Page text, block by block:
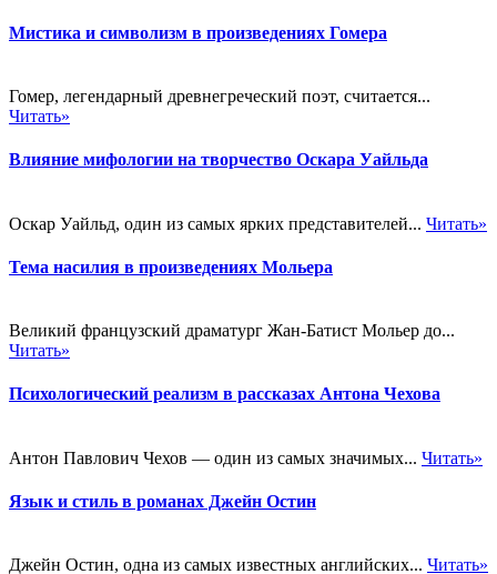
Мистика и символизм в произведениях Гомера
Гомер, легендарный древнегреческий поэт, считается...
Читать»
Влияние мифологии на творчество Оскара Уайльда
Оскар Уайльд, один из самых ярких представителей... Читать»
Тема насилия в произведениях Мольера
Великий французский драматург Жан-Батист Мольер до...
Читать»
Психологический реализм в рассказах Антона Чехова
Антон Павлович Чехов — один из самых значимых... Читать»
Язык и стиль в романах Джейн Остин
Джейн Остин, одна из самых известных английских... Читать»